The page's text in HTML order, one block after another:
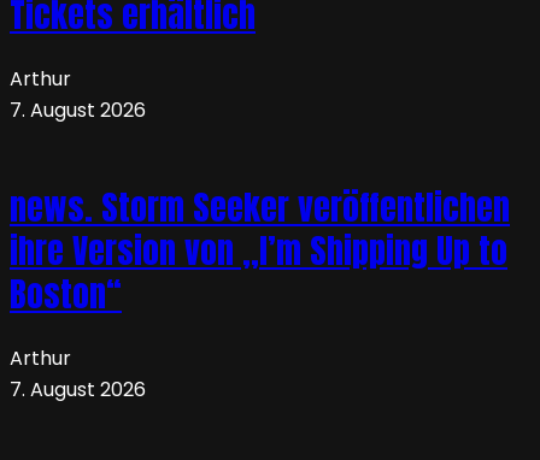
Tickets erhältlich
Arthur
7. August 2026
news. Storm Seeker veröffentlichen
ihre Version von „I’m Shipping Up to
Boston“
Arthur
7. August 2026